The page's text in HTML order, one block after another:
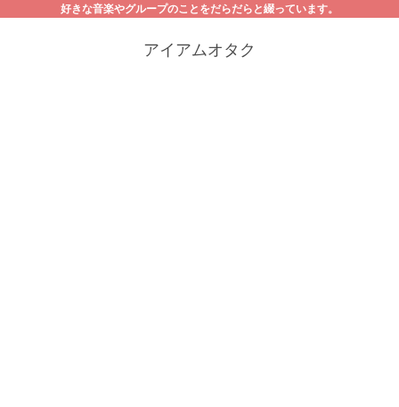
好きな音楽やグループのことをだらだらと綴っています。
アイアムオタク